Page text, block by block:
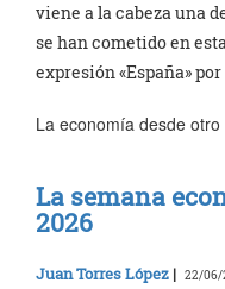
viene a la cabeza una
se han cometido en
expresión «España» por
La economía desde
La semana
2026
Juan Torres López | 22/06/